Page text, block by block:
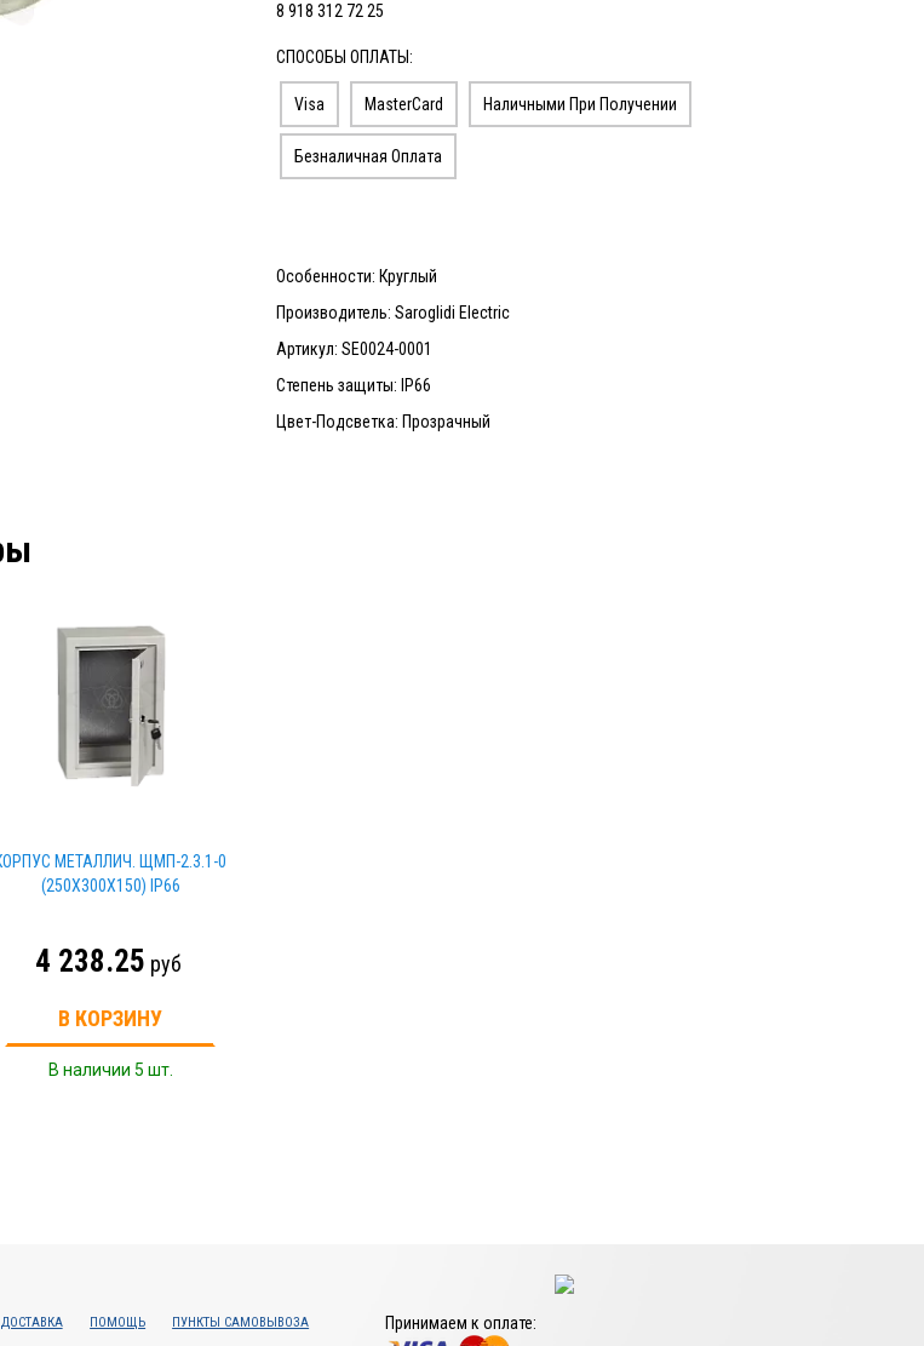
8 918 312 72 25
СПОСОБЫ ОПЛАТЫ:
Visa MasterCard Наличными При Получении
Безналичная Оплата
Особенности: Круглый
Производитель: Saroglidi Electric
Артикул: SE0024-0001
Степень защиты: IP66
Цвет-Подсветка: Прозрачный
МЕТАЛЛИЧ. ЩМП-2.3.1-0
(250Х300Х150) IP66
4 238.25 руб
В КОРЗИНУ
В наличии 5 шт.
ДОСТАВКА ПОМОЩЬ ПУНКТЫ САМОВЫВОЗА Принимаем к оплате: